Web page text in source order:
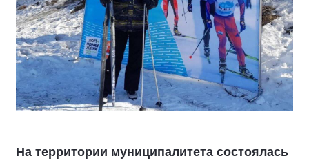
На территории муниципалитета состоялась